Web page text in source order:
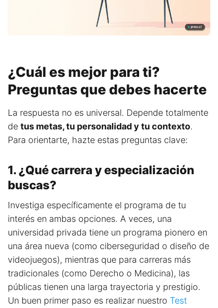
¿Cuál es mejor para ti?
Preguntas que debes hacerte
La respuesta no es universal. Depende totalmente
de tus metas, tu personalidad y tu contexto.
Para orientarte, hazte estas preguntas clave:
1. ¿Qué carrera y especialización
buscas?
Investiga específicamente el programa de tu
interés en ambas opciones. A veces, una
universidad privada tiene un programa pionero en
una área nueva (como ciberseguridad o diseño de
videojuegos), mientras que para carreras más
tradicionales (como Derecho o Medicina), las
públicas tienen una larga trayectoria y prestigio.
Un buen primer paso es realizar nuestro Test